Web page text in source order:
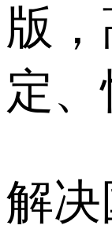
版
定
解